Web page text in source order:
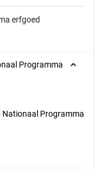
erfgoed
Programma
Nationaal Programma